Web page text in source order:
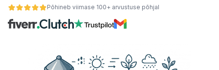
Põhineb viimase 100+ arvustuse põhjal